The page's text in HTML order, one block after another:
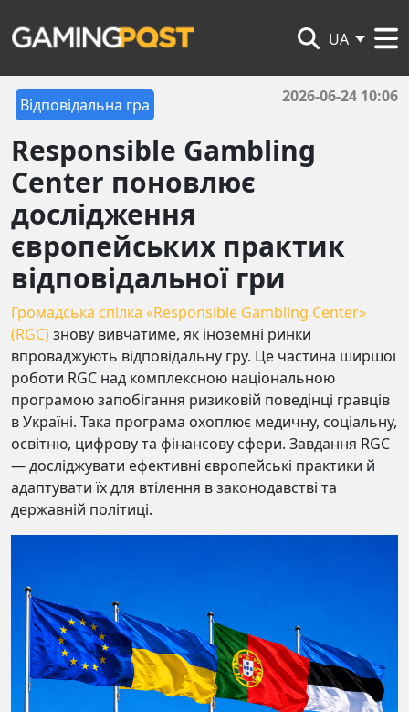
UA
Відповідальна гра 2026-06-24 10:06
Responsible Gambling
Center поновлює
дослідження
європейських практик
відповідальної гри
Громадська спілка «Responsible Gambling Center»
(RGC)знову вивчатиме, як іноземні ринки
впроваджують відповідальну гру. Це частина ширшої
роботи RGC над комплексною національною
програмою запобігання ризиковій поведінці гравців
в Україні. Така програма охоплює медичну, соціальну,
освітню, цифрову та фінансову сфери. Завдання RGC
— досліджувати ефективні європейські практики й
адаптувати їх для втілення в законодавстві та
державній політиці.